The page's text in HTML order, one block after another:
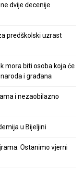
dvije decenije
predškolski uzrast
mora biti osoba koja će
i građana
i nezaobilazno
u Bijeljini
Ostanimo vjerni